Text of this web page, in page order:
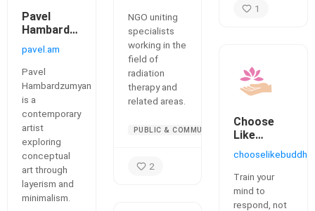
Pavel
Hambardzumyan
Contemporary
Artist,
Conceptual
Art
pavel.am
Pavel
Hambardzumyan
is a
contemporary
artist
exploring
conceptual
art through
layerism and
minimalism.
Radiology
NGO uniting
specialists
working in the
field of
radiation
therapy and
related areas.
PUBLIC & COMMUNITY
2
1
Choose
Like
Buddha
Train your
mind to
respond, not